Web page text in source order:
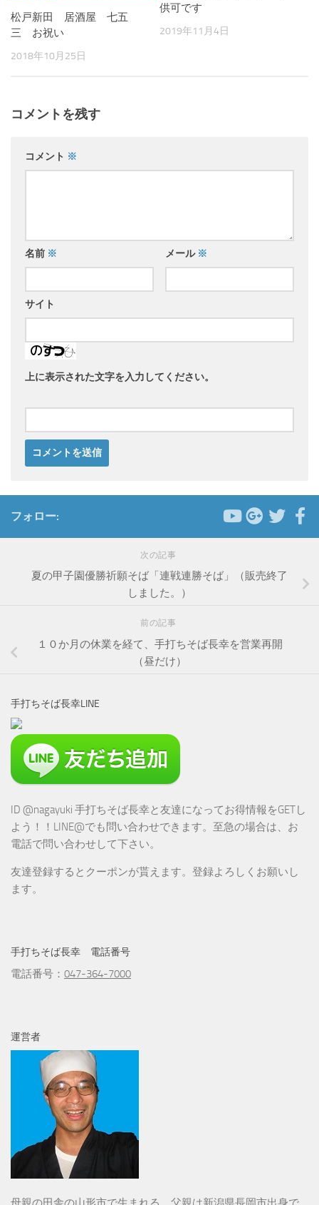
松戸新田 居酒屋 七五
三 お祝い
2018年10月25日
供可です
2019年11月4日
コメントを残す
コメント ※
名前 ※ メール ※
サイト
上に表示された文字を入力してください。
フォロー:
次の記事
夏の甲子園優勝祈願そば「連戦連勝そば」（販売終了
しました。）
前の記事
１０か月の休業を経て、手打ちそば長幸を営業再開
（昼だけ）
手打ちそば長幸LINE
ID @nagayuki 手打ちそば長幸と友達になってお得情報をGETし
よう！！LINE@でも問い合わせできます。至急の場合は、お
電話で問い合わせして下さい。
友達登録するとクーポンが貰えます。登録よろしくお願いし
ます。
手打ちそば長幸 電話番号
電話番号： 047-364-7000
運営者